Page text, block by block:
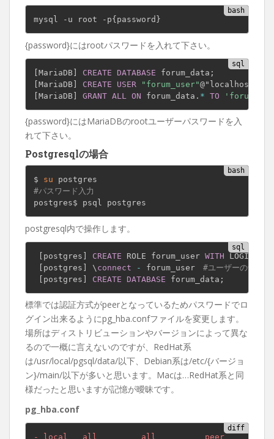
mysql -u root -p{ password }
{password}にはrootパスワードを入れて下さい。
[MariaDB] CREATE DATABASE forum_data ;
[MariaDB] CREATE USER "forum_user"@"localhost
[MariaDB] GRANT ALL ON forum_data . * TO
{password}にはMariaDBのrootユーザーパスワードを入
れて下さい。
Postgresqlの場合
$ su
#パスワード入力
postgres$ psql postgres
postgresql内で操作します。
[ postgres ] CREATE ROLE forum_user WITH LOGIN
[ postgres ] \ connect - forum_user #ユーザーの切り替
[ postgres ] CREATE DATABASE forum_data ;
標準では認証方式がpeerとなっているためパスワードでロ
グイン出来るようにpg_hba.confファイルを変更します。
場所はディストリビューションやバージョンによって異な
るので一概に言えないのですが、RedHat系
は/usr/local/pgsql/data/以下、Debian系は/etc/{バージョ
ン}/main/以下が多いと思います。Macは…RedHat系と同
様だったと思いますが記憶が曖昧です。
pg_hba.conf
- local   all         all          peer